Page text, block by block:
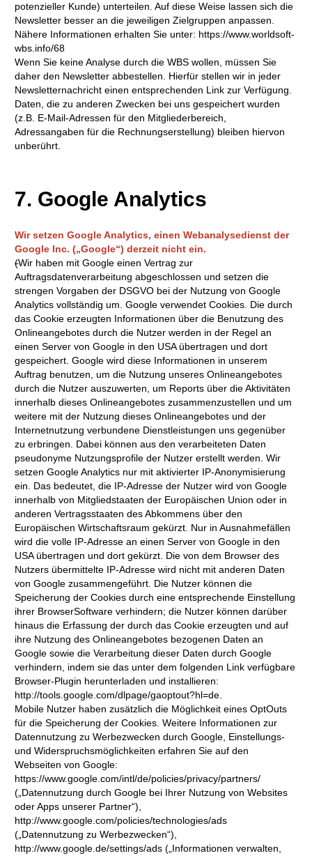
potenzieller Kunde) unterteilen. Auf diese Weise lassen sich die
Newsletter besser an die jeweiligen Zielgruppen anpassen.
Nähere Informationen erhalten Sie unter: https://www.worldsoft-
wbs.info/68
Wenn Sie keine Analyse durch die WBS wollen, müssen Sie
daher den Newsletter abbestellen. Hierfür stellen wir in jeder
Newsletternachricht einen entsprechenden Link zur Verfügung.
Daten, die zu anderen Zwecken bei uns gespeichert wurden
(z.B. E-Mail-Adressen für den Mitgliederbereich,
Adressangaben für die Rechnungserstellung) bleiben hiervon
unberührt.
7. Google Analytics
Wir setzen Google Analytics, einen Webanalysedienst der
Google Inc. („Google“) derzeit nicht ein.
(Wir haben mit Google einen Vertrag zur
Auftragsdatenverarbeitung abgeschlossen und setzen die
strengen Vorgaben der DSGVO bei der Nutzung von Google
Analytics vollständig um. Google verwendet Cookies. Die durch
das Cookie erzeugten Informationen über die Benutzung des
Onlineangebotes durch die Nutzer werden in der Regel an
einen Server von Google in den USA übertragen und dort
gespeichert. Google wird diese Informationen in unserem
Auftrag benutzen, um die Nutzung unseres Onlineangebotes
durch die Nutzer auszuwerten, um Reports über die Aktivitäten
innerhalb dieses Onlineangebotes zusammenzustellen und um
weitere mit der Nutzung dieses Onlineangebotes und der
Internetnutzung verbundene Dienstleistungen uns gegenüber
zu erbringen. Dabei können aus den verarbeiteten Daten
pseudonyme Nutzungsprofile der Nutzer erstellt werden. Wir
setzen Google Analytics nur mit aktivierter IP-Anonymisierung
ein. Das bedeutet, die IP-Adresse der Nutzer wird von Google
innerhalb von Mitgliedstaaten der Europäischen Union oder in
anderen Vertragsstaaten des Abkommens über den
Europäischen Wirtschaftsraum gekürzt. Nur in Ausnahmefällen
wird die volle IP-Adresse an einen Server von Google in den
USA übertragen und dort gekürzt. Die von dem Browser des
Nutzers übermittelte IP-Adresse wird nicht mit anderen Daten
von Google zusammengeführt. Die Nutzer können die
Speicherung der Cookies durch eine entsprechende Einstellung
ihrer BrowserSoftware verhindern; die Nutzer können darüber
hinaus die Erfassung der durch das Cookie erzeugten und auf
ihre Nutzung des Onlineangebotes bezogenen Daten an
Google sowie die Verarbeitung dieser Daten durch Google
verhindern, indem sie das unter dem folgenden Link verfügbare
Browser-Plugin herunterladen und installieren:
http://tools.google.com/dlpage/gaoptout?hl=de.
Mobile Nutzer haben zusätzlich die Möglichkeit eines OptOuts
für die Speicherung der Cookies. Weitere Informationen zur
Datennutzung zu Werbezwecken durch Google, Einstellungs-
und Widerspruchsmöglichkeiten erfahren Sie auf den
Webseiten von Google:
https://www.google.com/intl/de/policies/privacy/partners/
(„Datennutzung durch Google bei Ihrer Nutzung von Websites
oder Apps unserer Partner“),
http://www.google.com/policies/technologies/ads
(„Datennutzung zu Werbezwecken“),
http://www.google.de/settings/ads („Informationen verwalten,